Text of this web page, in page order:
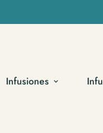
Infusiones